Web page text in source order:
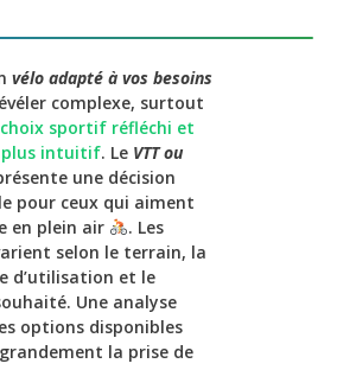
vélo adapté à vos besoins
complexe, surtout
choix sportif réfléchi et
intuitif. Le VTT ou
une décision
pour ceux qui aiment
en plein air
. Les
selon le terrain, la
d’utilisation et le
Une analyse
options disponibles
la prise de